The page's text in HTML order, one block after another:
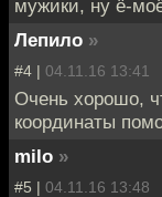
мужики, ну ё-
Лепило »
#4 | 04.11.16 13:41
Очень хорошо,
координаты
milo »
#5 | 04.11.16 13:48